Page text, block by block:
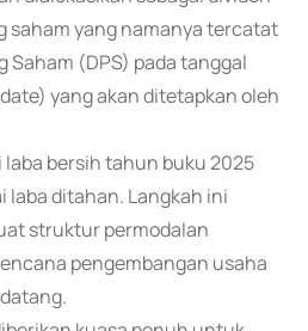
saham yang namanya tercatat
Saham (DPS) pada tanggal
yang akan ditetapkan oleh
bersih tahun buku 2025
laba ditahan. Langkah ini
struktur permodalan
pengembangan usaha